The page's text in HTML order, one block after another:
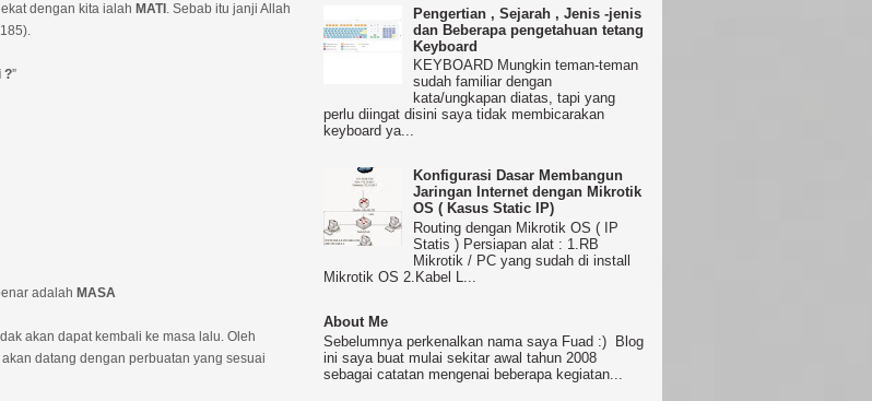
dengan kita ialah MATI . Sebab itu janji Allah
?”
adalah MASA
akan dapat kembali ke masa lalu. Oleh
datang dengan perbuatan yang sesuai
Pengertian , Sejarah , Jenis -jenis
dan Beberapa pengetahuan tetang
Keyboard
KEYBOARD Mungkin teman-teman
sudah familiar dengan
kata/ungkapan diatas, tapi yang
perlu diingat disini saya tidak membicarakan
keyboard ya...
Konfigurasi Dasar Membangun
Jaringan Internet dengan Mikrotik
OS ( Kasus Static IP)
Routing dengan Mikrotik OS ( IP
Statis ) Persiapan alat : 1.RB
Mikrotik / PC yang sudah di install
Mikrotik OS 2.Kabel L...
About Me
Sebelumnya perkenalkan nama saya Fuad :) Blog
ini saya buat mulai sekitar awal tahun 2008
sebagai catatan mengenai beberapa kegiatan...